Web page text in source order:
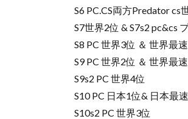
S6 PC.CS両方Predator cs
S7世界2位 & S7s2 pc&cs
S8 PC 世界3位 ＆ 世界最
S9 PC 世界2位 ＆ 世界最
S9s2 PC 世界4位
S10 PC 日本1位& 日本最
S10s2 PC 世界3位